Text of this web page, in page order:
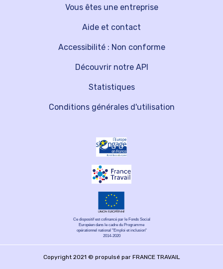
Vous êtes une entreprise
Découvrir notre API
Aide et contact
Statistiques
Accessibilité : Non conforme
Conditions générales d'utilisation
Ce dispositif est cofinancé par le Fonds Social
Européen dans le cadre du Programme
opérationnel national "Emploi et inclusion"
2014-2020
Copyright 2021 © propulsé par FRANCE TRAVAIL